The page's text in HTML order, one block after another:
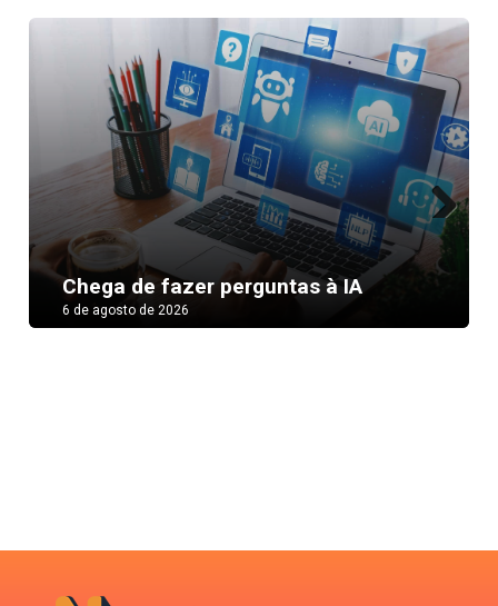
Chega de fazer perguntas à IA
6 de agosto de 2026
Next